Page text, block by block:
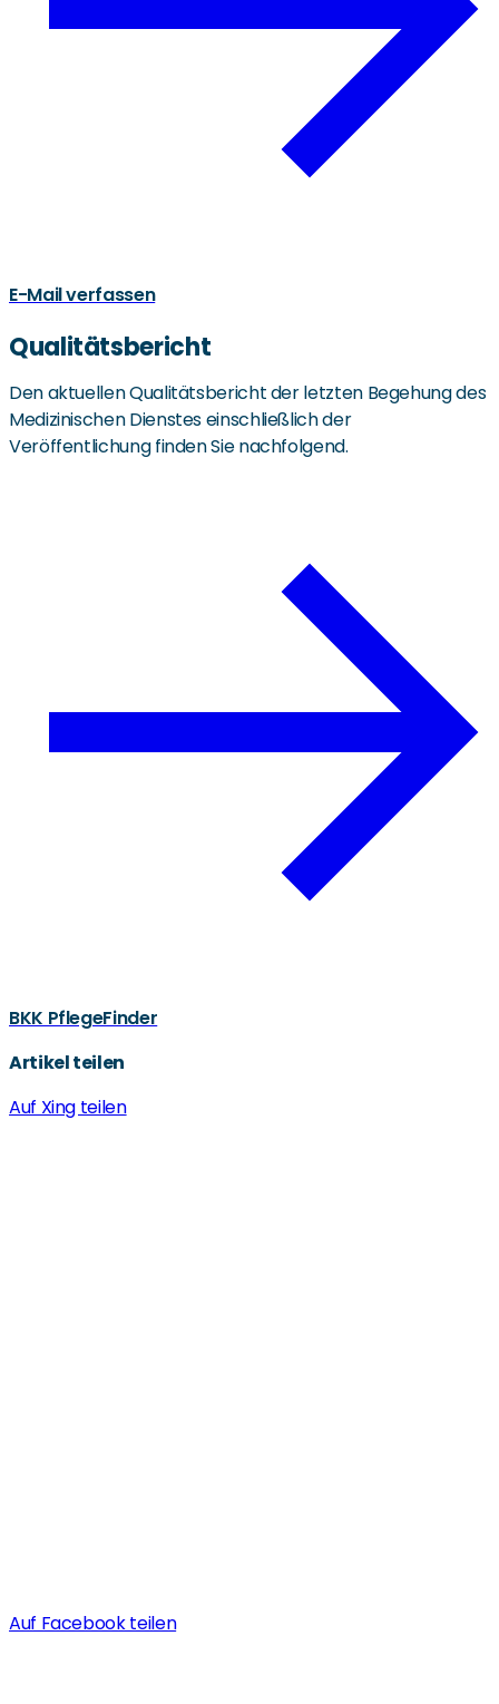
E-Mail verfassen
Qualitätsbericht
Den aktuellen Qualitätsbericht der letzten Begehung des
Medizinischen Dienstes einschließlich der
Veröffentlichung finden Sie nachfolgend.
BKK PflegeFinder
Artikel teilen
Auf Xing teilen
Auf Facebook teilen